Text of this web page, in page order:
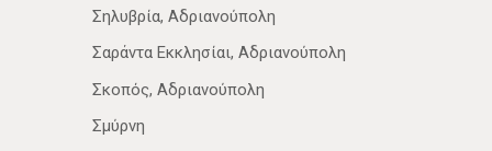
Σηλυβρία, Αδριανούπολη
Σαράντα Εκκλησίαι, Αδριανούπολη
Σκοπός, Αδριανούπολη
Σμύρνη